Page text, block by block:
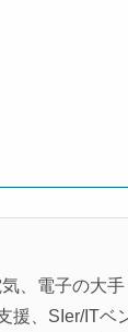
、電子の大手
援、SIer/ITベ